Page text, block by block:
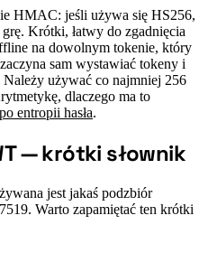
HMAC: jeśli używa się HS256,
Krótki, łatwy do zgadnięcia
na dowolnym tokenie, który
sam wystawiać tokeny i
używać co najmniej 256
dlaczego ma to
entropii hasła.
— krótki słownik
jest jakaś podzbiór
Warto zapamiętać ten krótki